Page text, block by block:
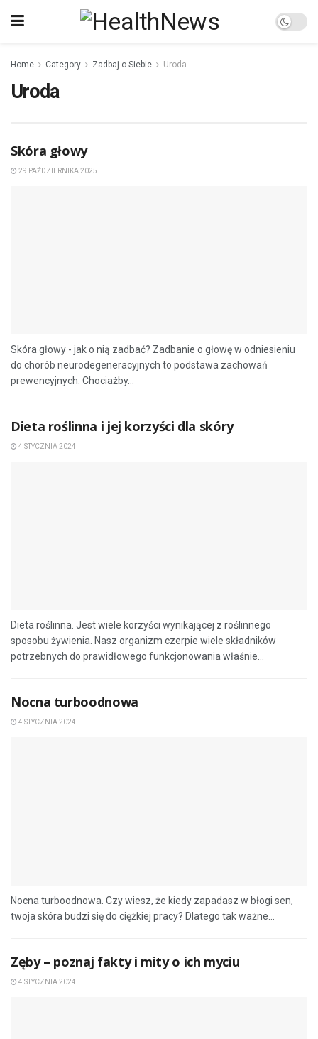
Home Category Zadbaj o Siebie Uroda
Uroda
Skóra głowy
29 PAŹDZIERNIKA 2025
Skóra głowy - jak o nią zadbać? Zadbanie o głowę w odniesieniu
do chorób neurodegeneracyjnych to podstawa zachowań
prewencyjnych. Chociażby...
Dieta roślinna i jej korzyści dla skóry
4 STYCZNIA 2024
Dieta roślinna. Jest wiele korzyści wynikającej z roślinnego
sposobu żywienia. Nasz organizm czerpie wiele składników
potrzebnych do prawidłowego funkcjonowania właśnie...
Nocna turboodnowa
4 STYCZNIA 2024
Nocna turboodnowa. Czy wiesz, że kiedy zapadasz w błogi sen,
twoja skóra budzi się do ciężkiej pracy? Dlatego tak ważne...
Zęby – poznaj fakty i mity o ich myciu
4 STYCZNIA 2024